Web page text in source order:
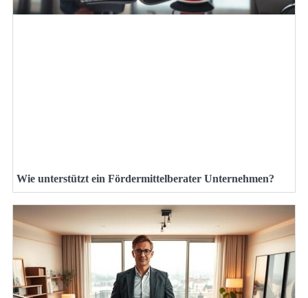
Wie unterstützt ein Fördermittelberater Unternehmen?